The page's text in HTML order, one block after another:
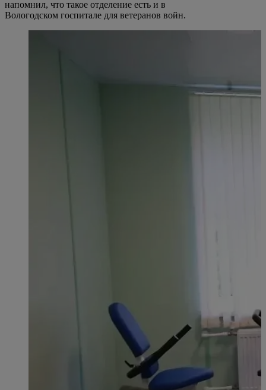
напомнил, что такое отделение есть и в
Вологодском госпитале для ветеранов войн.